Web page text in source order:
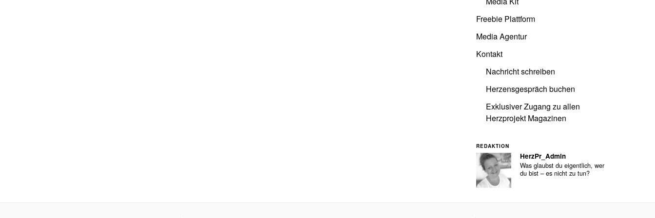
Freebie Plattform
Media Agentur
Kontakt
Nachricht schreiben
Herzensgespräch buchen
Exklusiver Zugang zu allen
Herzprojekt Magazinen
REDAKTION
HerzPr_Admin
Was glaubst du eigentlich, wer
du bist – es nicht zu tun?